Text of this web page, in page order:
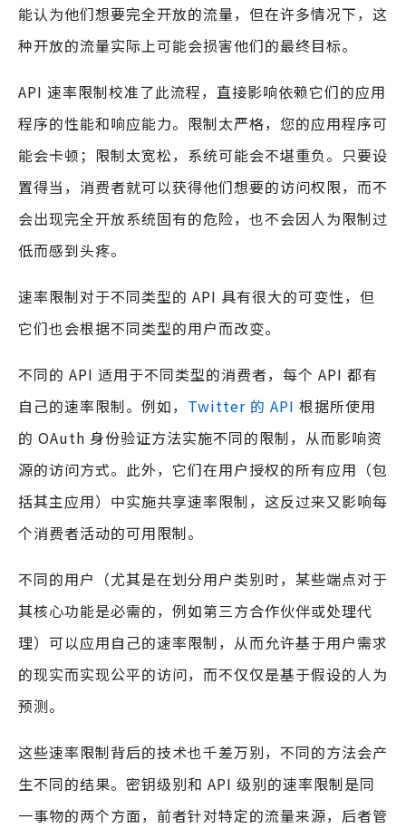
能认为他们想要完全开放的流量，但在许多情况下，这
种开放的流量实际上可能会损害他们的最终目标。
API 速率限制校准了此流程，直接影响依赖它们的应用
程序的性能和响应能力。限制太严格，您的应用程序可
能会卡顿；限制太宽松，系统可能会不堪重负。只要设
置得当，消费者就可以获得他们想要的访问权限，而不
会出现完全开放系统固有的危险，也不会因人为限制过
低而感到头疼。
速率限制对于不同类型的 API 具有很大的可变性，但
它们也会根据不同类型的用户而改变。
不同的 API 适用于不同类型的消费者，每个 API 都有
自己的速率限制。例如， Twitter 的 API 根据所使用
的 OAuth 身份验证方法实施不同的限制，从而影响资
源的访问方式。此外，它们在用户授权的所有应用（包
括其主应用）中实施共享速率限制，这反过来又影响每
个消费者活动的可用限制。
不同的用户（尤其是在划分用户类别时，某些端点对于
其核心功能是必需的，例如第三方合作伙伴或处理代
理）可以应用自己的速率限制，从而允许基于用户需求
的现实而实现公平的访问，而不仅仅是基于假设的人为
预测。
这些速率限制背后的技术也千差万别，不同的方法会产
生不同的结果。密钥级别和 API 级别的速率限制是同
一事物的两个方面，前者针对特定的流量来源，后者管